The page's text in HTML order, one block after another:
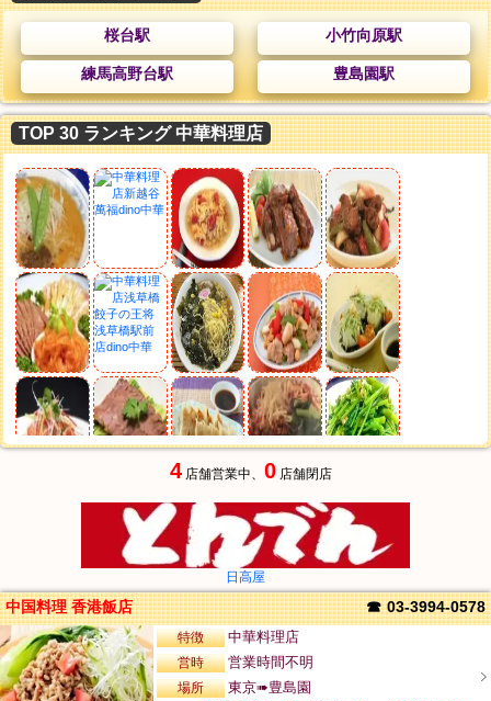
桜台駅 小竹向原駅
練馬高野台駅 豊島園駅
TOP 30 ランキング 中華料理店
4 店舗営業中、 0 店舗閉店
日高屋
中国料理 香港飯店 ☎ 03-3994-0578
特徴
中華料理店
営時
営業時間不明
場所
東京➠豊島園